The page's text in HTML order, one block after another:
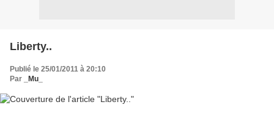
Liberty..
Publié le 25/01/2011 à 20:10
Par
_Mu_